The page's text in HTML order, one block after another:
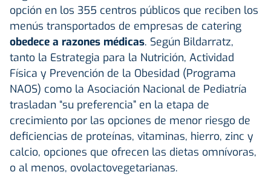
opción en los 355 centros públicos que reciben los
menús transportados de empresas de catering
obedece a razones médicas. Según Bildarratz,
tanto la Estrategia para la Nutrición, Actividad
Física y Prevención de la Obesidad (Programa
NAOS) como la Asociación Nacional de Pediatría
trasladan “su preferencia” en la etapa de
crecimiento por las opciones de menor riesgo de
deficiencias de proteínas, vitaminas, hierro, zinc y
calcio, opciones que ofrecen las dietas omnívoras,
o al menos, ovolactovegetarianas.